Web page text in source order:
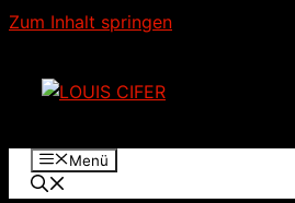
Zum Inhalt springen
Menü